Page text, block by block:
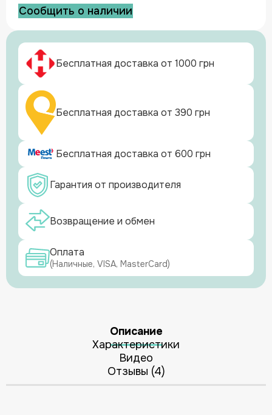
Сообщить о наличии
Бесплатная доставка от 1000 грн
Бесплатная доставка от 390 грн
Бесплатная доставка от 600 грн
Гарантия от производителя
Возвращение и обмен
Оплата
(Наличные, VISA, MasterCard)
Описание
Характеристики
Видео
Отзывы (4)